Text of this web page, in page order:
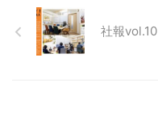
社報vol.10